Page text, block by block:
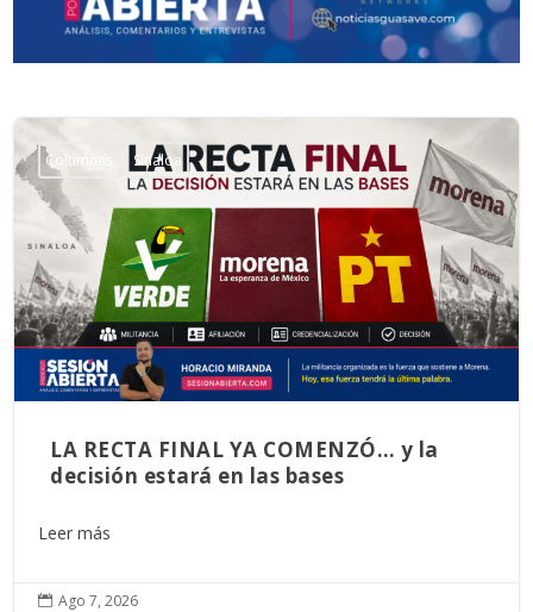
Columnas Sinaloa
LA RECTA FINAL YA COMENZÓ… y la
decisión estará en las bases
Leer más
 Ago 7, 2026